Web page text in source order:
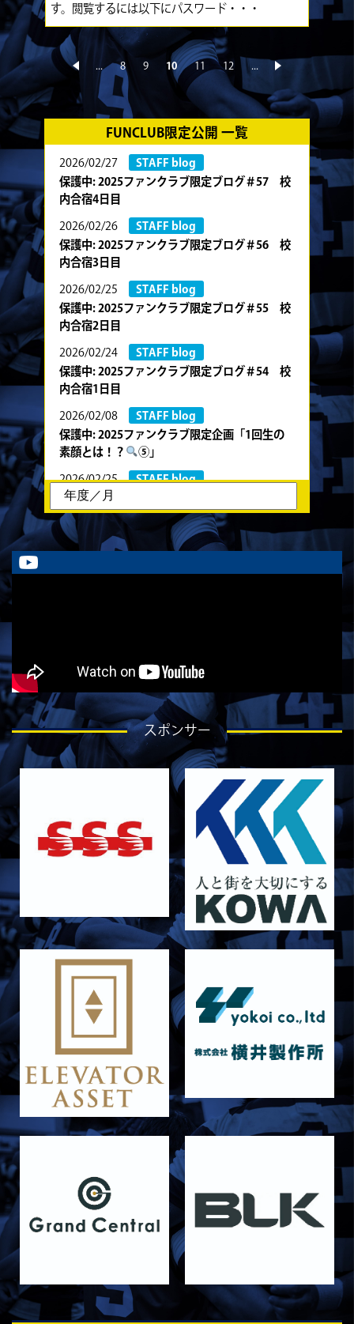
す。閲覧するには以下にパスワード・・・
... 8 9 10 11 12
...
FUNCLUB限定公開 一覧
2026/02/27
STAFF blog
保護中: 2025ファンクラブ限定ブログ＃57 校
内合宿4日目
2026/02/26
STAFF blog
保護中: 2025ファンクラブ限定ブログ＃56 校
内合宿3日目
2026/02/25
STAFF blog
保護中: 2025ファンクラブ限定ブログ＃55 校
内合宿2日目
2026/02/24
STAFF blog
保護中: 2025ファンクラブ限定ブログ＃54 校
内合宿1日目
2026/02/08
STAFF blog
保護中: 2025ファンクラブ限定企画「1回生の
素顔とは！？
⑤」
2026/02/25
STAFF blog
保護中: 2025ファンクラブ限定企画「1回生の
素顔とは！？
④」
2026/02/08
STAFF blog
素顔とは！？
③」
2026/01/29
STAFF blog
素顔とは！？
①」
2026/01/28
STAFF blog
保護中: 2025ファンクラブ限定ブログ＃53 新
チームでの練習がスタートしました
STAFF blog
保護中: 2025ファンクラブ限定企画「今年を一
文字の漢字で表すと？⑦」
2025/12/12
STAFF blog
保護中: 2025ファンクラブ限定企画「今年を一
2025/12/12
STAFF blog
保護中: 2025ファンクラブ限定企画「今年を一
文字の漢字で表すと？⑥」
STAFF blog
保護中: 2025ファンクラブ限定企画「今年を一
文字の漢字で表すと？④」
2025/12/12
STAFF blog
保護中: 2025ファンクラブ限定企画「今年を一
文字の漢字で表すと？③」
2025/12/12
STAFF blog
保護中: 2025ファンクラブ限定企画「今年を一
文字の漢字で表すと？②」
2025/12/12
STAFF blog
保護中: 試合前直前インタビュー【vs大阪体育
大学】
STAFF blog
保護中: 2025ファンクラブ限定企画「今年を一
2025/12/09
STAFF blog
保護中: 2025ファンクラブ限定ブログ＃52 4
スポンサー